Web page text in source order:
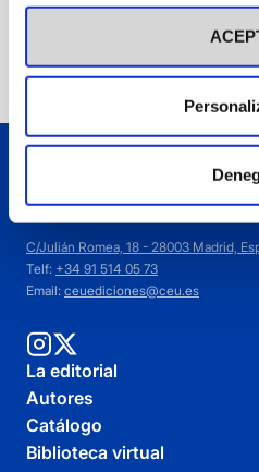
visitar nuestra Política de
C/Julián Romea, 18 - 28003 Madrid,
Telf: +34 91 514 05 73
Email: ceuediciones@ceu.es
La editorial
Autores
Catálogo
Biblioteca virtual